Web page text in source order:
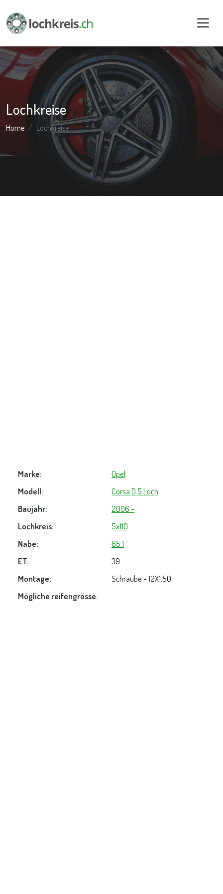
Lochkreise
Home Lochkreise
Marke:
Opel
Modell:
Corsa D 5 Loch
Baujahr:
2006 -
Lochkreis:
5x110
Nabe:
65.1
ET:
39
Montage:
Schraube - 12X1.50
Mögliche reifengrösse: